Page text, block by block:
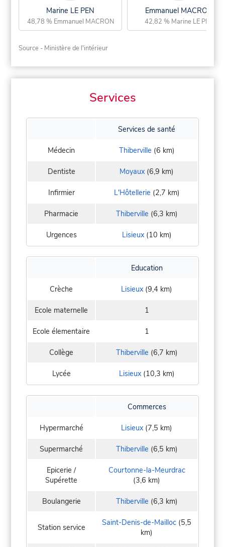
Marine LE PEN
48,78 % Emmanuel MACRON
Emmanuel MACRON
42,82 % Marine LE PEN
Source - Ministère de l'intérieur
Services
Services de santé
Médecin Thiberville (6 km)
Dentiste Moyaux (6,9 km)
Infirmier L'Hôtellerie (2,7 km)
Pharmacie Thiberville (6,3 km)
Urgences Lisieux(10 km)
Education
Crèche Lisieux (9,4 km)
Ecole maternelle 1
Ecole élementaire 1
Collège Thiberville (6,7 km)
Lycée Lisieux(10,3 km)
Commerces
Hypermarché Lisieux (7,5 km)
Supermarché Thiberville (6,5 km)
Epicerie /
Supérette
Courtonne-la-Meurdrac
(3,6 km)
Boulangerie Thiberville (6,3 km)
Station service Saint-Denis-de-Mailloc (5,5
km)